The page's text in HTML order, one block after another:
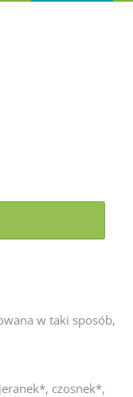
w taki sposób,
czosnek*,